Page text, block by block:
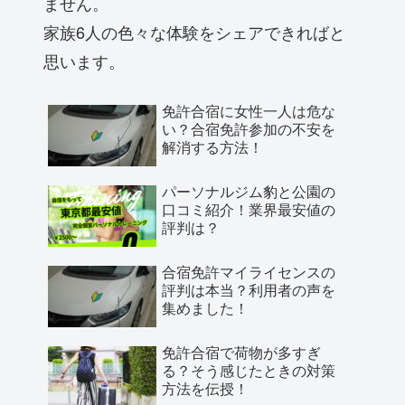
家族6人の色々な体験をシェアできればと
思います。
免許合宿に女性一人は危な
い？合宿免許参加の不安を
解消する方法！
パーソナルジム豹と公園の
口コミ紹介！業界最安値の
評判は？
合宿免許マイライセンスの
評判は本当？利用者の声を
集めました！
免許合宿で荷物が多すぎ
る？そう感じたときの対策
方法を伝授！